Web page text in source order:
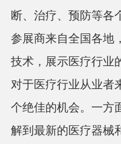
断、治疗、预防等各
参展商来自全国各地
技术，展示医疗行业
对于医疗行业从业者
个绝佳的机会。一方
解到最新的医疗器械